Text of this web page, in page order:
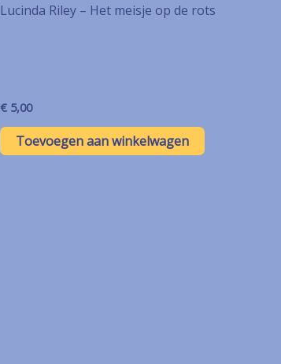
Lucinda Riley – Het meisje op de rots
€ 5,00
Toevoegen aan winkelwagen